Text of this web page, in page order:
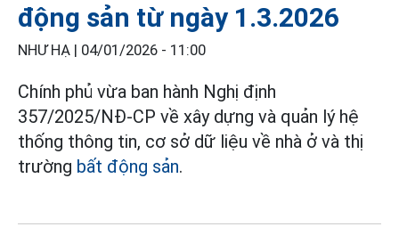
động sản từ ngày 1.3.2026
NHƯ HẠ | 04/01/2026 - 11:00
Chính phủ vừa ban hành Nghị định
357/2025/NĐ-CP về xây dựng và quản lý hệ
thống thông tin, cơ sở dữ liệu về nhà ở và thị
trường bất động sản.